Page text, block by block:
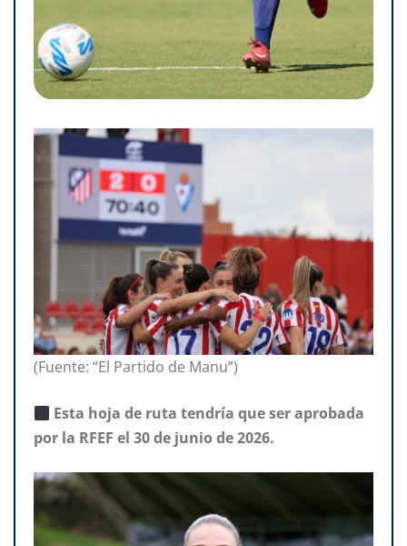
(Fuente: “El Partido de Manu”)
Esta hoja de ruta tendría que ser aprobada
por la RFEF el 30 de junio de 2026.